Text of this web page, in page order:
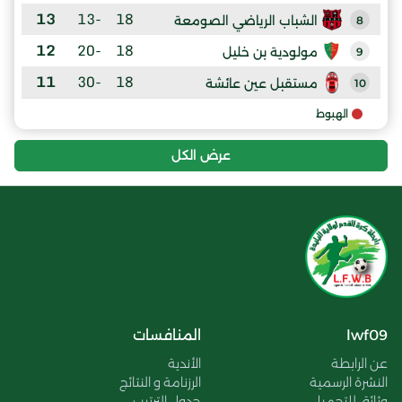
8 الشباب الرياضي الصومعة 18
-13
13
9 مولودية بن خليل 18
-20
12
10 مستقبل عين عائشة 18
-30
11
الهبوط
عرض الكل
lwf09
عن الرابطة
النشرة الرسمية
المنافسات
الأندية
الرزنامة و النتائج